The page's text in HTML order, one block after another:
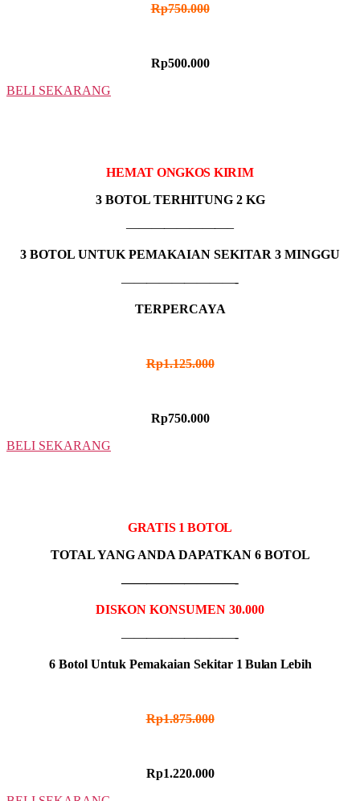
Rp750.000
Rp500.000
BELI SEKARANG
HEMAT ONGKOS KIRIM
3 BOTOL TERHITUNG 2 KG
————————–
3 BOTOL UNTUK PEMAKAIAN SEKITAR 3 MINGGU
—————————-
TERPERCAYA
Rp1.125.000
Rp750.000
BELI SEKARANG
GRATIS 1 BOTOL
TOTAL YANG ANDA DAPATKAN 6 BOTOL
—————————-
DISKON KONSUMEN 30.000
—————————-
6 Botol Untuk Pemakaian Sekitar 1 Bulan Lebih
Rp1.875.000
Rp1.220.000